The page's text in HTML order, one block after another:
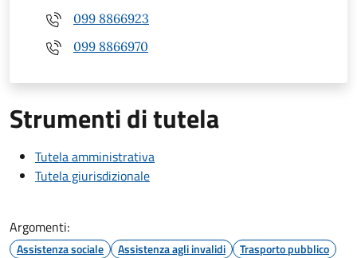
099 8866923
099 8866970
Strumenti di tutela
Tutela amministrativa
Tutela giurisdizionale
Argomenti:
Assistenza sociale Assistenza agli invalidi Trasporto pubblico